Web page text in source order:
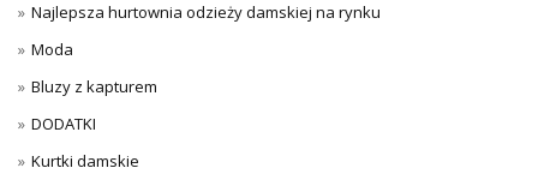
Najlepsza hurtownia odzieży damskiej na rynku
Moda
Bluzy z kapturem
DODATKI
Kurtki damskie